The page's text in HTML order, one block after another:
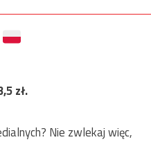
zł.
Nie zwlekaj więc,